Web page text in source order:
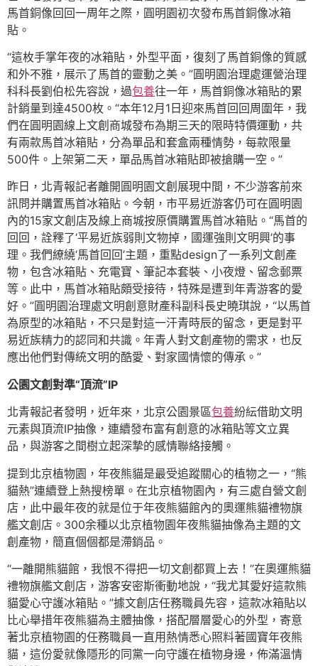
馬首銅像回回一周年之際，圓明園初次發布馬首銅像冰箱
貼。
“這枚手掌年夜的冰箱貼，外型平面，復刻了馬首銅像的質感
和外不雅，展示了馬首的靈動之美。”圓明園治理處運營治理
科科長劉伯松先容說，過包養往一年，馬首銅像冰箱貼的累
計銷量到達4500枚。“本年12月1日迎來馬首回回周圍年，我
們在圓明園線上文創商城發布為期三天的限時特價運動，共
有兩款馬首冰箱貼，分為單品和套盒兩種情勢，每款限量
500件。上架第二天，單品馬首冰箱貼即被搶購一空。”
昨日，北青報記者離開圓明園文創展現中間，不少游客前來
訊問并購置馬首冰箱貼。今朝，市平易近游客仍可在圓明園
內的15家文創店及線上商城按原價購置馬首冰箱貼。“馬首的
回回，詮釋了‘平易近族弱則文物掉，國運強則文明興’的事
理。我們繚繞‘馬首回回’主題，重點design了一系列文創產
物，包含冰箱貼、充電寶、筆記本套裝、小夜燈、留念郵票
等。此中，馬首冰箱貼頗受接待，特殊是遭到年青游客的愛
好。”圓明園治理處文明創意財產科副科長史曉琪說，“以馬首
為原型的冰箱貼，不只是對這一汗青時辰的留念，更是對平
易近族精力的認同和共識。年青人對文創產物的需求，也反
應出他們對傳統文明的酷愛、對家國情懷的傳承。”
公園文創對準“頂流”IP
北青報記者發明，近年來，北京公園景區包養紛紜借助文明
元素與頂流IP抽像，連續發布富有創意的冰箱貼等文立異
品，與游客之間樹立起深摯的感情聯絡接觸。
提到北京植物園，年夜熊貓是最受追蹤關心的植物之一，“熊
貓熱”連續登上熱搜榜單。在北京植物園內，有三處自營文創
店，此中最年夜的就是位于年夜熊貓館內的奧運熊貓禮物旗
艦文創店。300余種以北京植物園年夜熊貓抽像為主題的文
創產物，簡直個個都是滯銷品。
“一離開熊貓館，我恨不得把一切文創都買上去！”在奧運熊貓
禮物旗艦文創店，游客安密斯衝動地說，“我尤其愛好這款熊
貓愛心守護冰箱貼。”據文創店任務職員先容，這款冰箱貼以
比心舉措年夜熊貓為主體抽像，搭配層層愛心的外型，寄意
著北京植物園的任務職員一直用熱情悉心照料著國寶年夜熊
貓，這份愛就像隱形的同黨一向守護在植物身邊，佈滿溫情